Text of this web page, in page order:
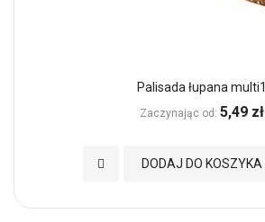
Palisada łupana multi1
Zaczynając od 5,49 zł
DODAJ DO KOSZYKA
Dodaj do Ulubionych